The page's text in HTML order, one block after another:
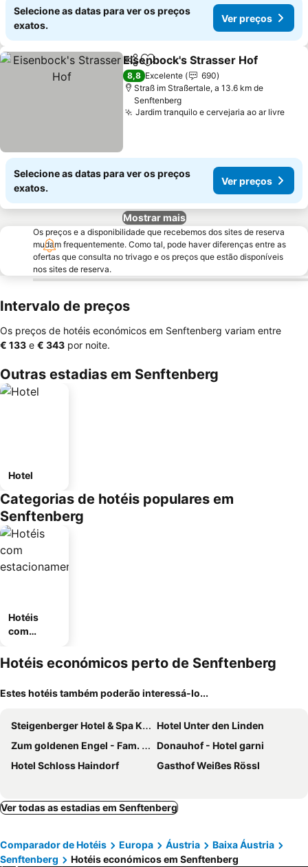
Selecione as datas para ver os preços
exatos.
Ver preços
PartilharAdicionar aos favoritos
Eisenbock's Strasser Hof
8,8 Excelente
690
Straß im Straßertale, a 13.6 km de
Senftenberg
Jardim tranquilo e cervejaria ao ar livreVer
Selecione as datas para ver os preços
exatos.
Ver preços
Mostrar mais
Os preços e a disponibilidade que recebemos dos sites de reserva
mudam frequentemente. Como tal, pode haver diferenças entre as
ofertas que consulta no trivago e os preços que estão disponíveis
nos sites de reserva.
Intervalo de preços
Os preços de hotéis económicos em Senftenberg variam entre
‎€ 133 e ‎€ 343 por noite.
Outras estadias em Senftenberg
Hotel
Categorias de hotéis populares em
Senftenberg
Hotéis
com
mento
Hotéis económicos perto de Senftenberg
Estes hotéis também poderão interessá-lo...
Steigenberger Hotel & Spa Krems
Hotel Unter den Linden
Zum goldenen Engel - Fam. Ehrenreich
Donauhof - Hotel garni
Hotel Schloss Haindorf
Gasthof Weißes Rössl
Ver todas as estadias em Senftenberg
Comparador de Hotéis Europa Áustria
Baixa Áustria
Senftenberg
Hotéis económicos em Senftenberg